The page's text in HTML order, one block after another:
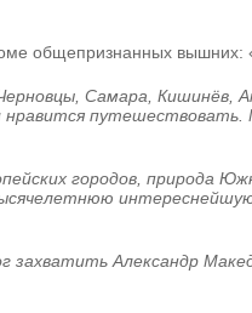
общепризнанных
Самара, Кишинёв,
нравится
городов, природа
Александр